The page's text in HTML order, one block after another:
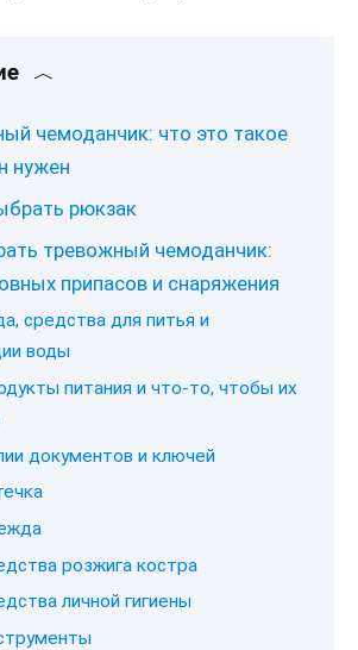
чемоданчик: что это такое
нужен
рюкзак
тревожный чемоданчик:
припасов и снаряжения
средства для питья и
воды
питания и что-то, чтобы их
документов и ключей
розжига костра
личной гигиены